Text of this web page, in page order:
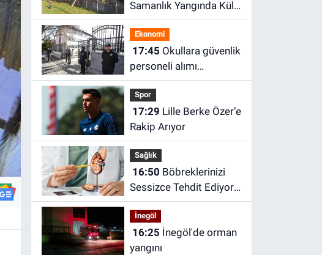
Samanlık Yangında Kül
Oldu
Ekonomi
17:45
personeli alımı
yapılacak! 30 bin
personel alınacak
Spor
17:29
Rakip Arıyor
Sağlık
16:50
Sessizce Tehdit Ediyor!
Bu 3 Soruna Dikkat
İnegöl
16:25
yangını